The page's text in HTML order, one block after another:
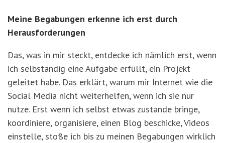
Meine Begabungen erkenne ich erst durch
Herausforderungen
Das, was in mir steckt, entdecke ich nämlich erst, wenn
ich selbständig eine Aufgabe erfüllt, ein Projekt
geleitet habe. Das erklärt, warum mir Internet wie die
Social Media nicht weiterhelfen, wenn ich sie nur
nutze. Erst wenn ich selbst etwas zustande bringe,
koordiniere, organisiere, einen Blog beschicke, Videos
einstelle, stoße ich bis zu meinen Begabungen wirklich